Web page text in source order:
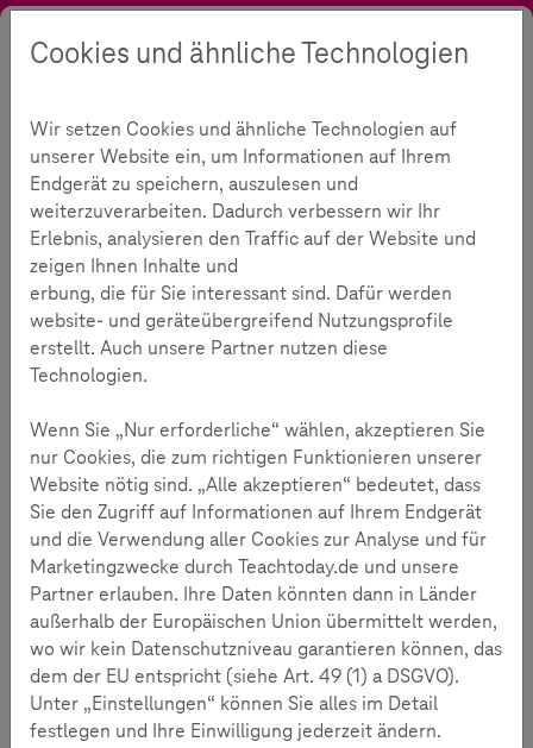
Suche Kontrast Sprache
Präsentation: Teilen mit Bedacht
Präsentation: Teilen mit
Bedacht
232
Die Präsentation "Sharenting - Teilen mit Bedacht", richtet
sich gezielt an Eltern, Großeltern, Lehrkräfte und
pädagogische Fachkräfte. Sie wurde für den Einsatz bei
Elternabenden und Informationsveranstaltungen konzipiert
und enthält umfassende Inhalte. Zusätzlich finden Sie im
Downloadbereich Speakernotes, die durch den Vortrag
leiten.
Ziel der Präsentation ist es, Eltern zu befähigen, informierte
Entscheidungen im Kontext von Sharenting zu treffen.
Dabei wird Wert auf einen offenen Austausch gelegt, um
individuelle Meinungsbildung zu fördern, ohne dabei ein
Cookies und ähnliche Technologien
Wir setzen Cookies und ähnliche Technologien auf
unserer Website ein, um Informationen auf Ihrem
Endgerät zu speichern, auszulesen und
weiterzuverarbeiten. Dadurch verbessern wir Ihr
Erlebnis, analysieren den Traffic auf der Website und
zeigen Ihnen Inhalte und
erbung, die für Sie interessant sind. Dafür werden
website- und geräteübergreifend Nutzungsprofile
erstellt. Auch unsere Partner nutzen diese
Technologien.
Wenn Sie „Nur erforderliche“ wählen, akzeptieren Sie
nur Cookies, die zum richtigen Funktionieren unserer
Website nötig sind. „Alle akzeptieren“ bedeutet, dass
Sie den Zugriff auf Informationen auf Ihrem Endgerät
und die Verwendung aller Cookies zur Analyse und für
Marketingzwecke durch Teachtoday.de und unsere
Partner erlauben. Ihre Daten könnten dann in Länder
außerhalb der Europäischen Union übermittelt werden,
wo wir kein Datenschutzniveau garantieren können, das
dem der EU entspricht (siehe Art. 49 (1) a DSGVO).
Unter „Einstellungen“ können Sie alles im Detail
festlegen und Ihre Einwilligung jederzeit ändern.